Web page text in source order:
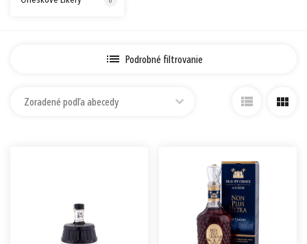
Podrobné filtrovanie
Zoradené podľa abecedy